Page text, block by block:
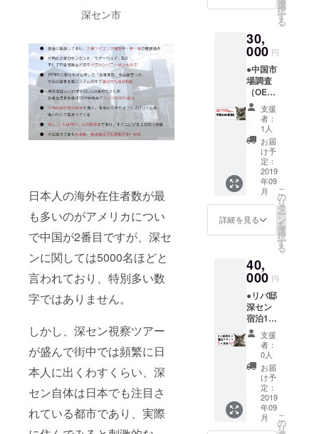
深セン市
日本人の海外在住者数が最
も多いのがアメリカについ
で中国が2番目ですが、深セ
ンに関しては5000名ほどと
言われており、特別多い数
字ではありません。
しかし、深セン視察ツアー
が盛んで街中では頻繁に日
本人に出くわすくらい、深
セン自体は日本でも注目さ
れている都市であり、実際
招待 ●
リバ邸
深セン
のメン
バーか
らのお
礼の
メッ
セージ
●クラウ
ドファ
ンディ
ングの
活動報
告にお
名前掲
載
深セン
券（使
用期限
は3年以
内） ●
リバ邸
深セン
ご支援
者限定
FBグ
ループ
へのご
招待 ●
リバ邸
深セン
のメン
バーか
らのお
●クラウ
ドファ
ンディ
ングの
活動報
告にお
名前掲
選
択
す
る
30,
000 円
●中国市
場調査
（OEM
のため
の価格
帯調
査、中
国アプ
リの現
地調査
など）
●リバ邸
深セン
ご支援
者様限
定FBグ
へのご
招待 ●
リバ邸
深セン
のメン
バーか
らのお
礼の
メッ
セージ
●クラウ
ドファ
ンディ
ングの
活動報
支援
者：
1人
お届
け予
定：
2019
年09
月
詳細を見る
こ
の
リ
タ
ー
ン
を
選
択
す
る
40,
000 円
●リバ邸
深セン
宿泊1ヶ
月分宿
泊券
（使用
期限は3
年以
内） ●
リバ邸
深セン
ご支援
支援
者：
0人
お届
け予
定：
2019
年09
月
こ
の
リ